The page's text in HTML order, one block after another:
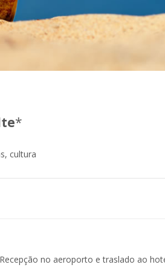
*
cultura
no aeroporto e traslado ao